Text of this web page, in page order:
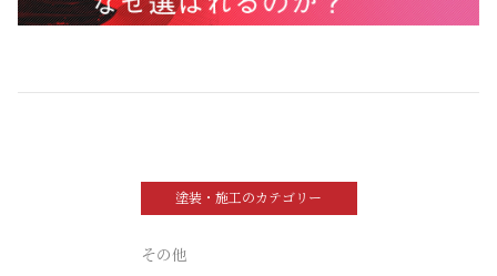
塗装・施工のカテゴリー
その他